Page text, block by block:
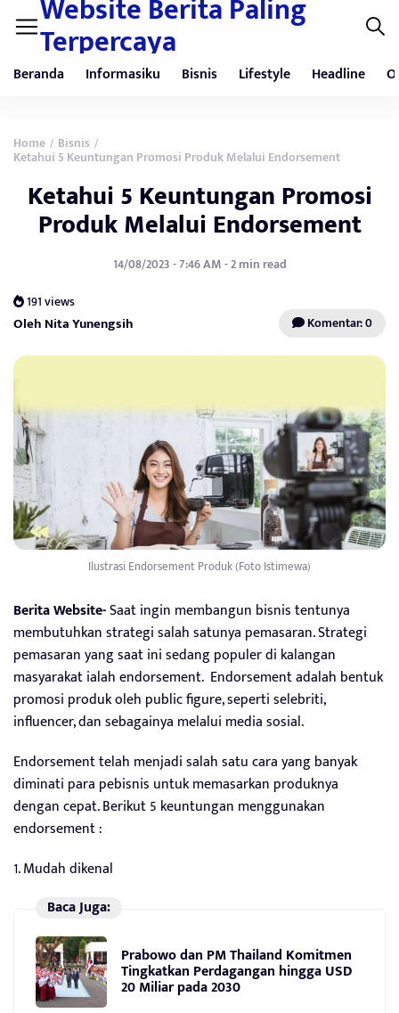
Website Berita Paling
Terpercaya
Beranda Informasiku Bisnis Lifestyle Headline
Home / Bisnis /
Ketahui 5 Keuntungan Promosi Produk Melalui Endorsement
Ketahui 5 Keuntungan Promosi
Produk Melalui Endorsement
14/08/2023 - 7:46 AM - 2 min read
191 views
Oleh Nita Yunengsih Komentar: 0
Ilustrasi Endorsement Produk (Foto Istimewa)
Berita Website-Saat ingin membangun bisnis tentunya
membutuhkan strategi salah satunya pemasaran. Strategi
pemasaran yang saat ini sedang populer di kalangan
masyarakat ialah endorsement. Endorsement adalah bentuk
promosi produk oleh public figure, seperti selebriti,
influencer, dan sebagainya melalui media sosial.
Endorsement telah menjadi salah satu cara yang banyak
diminati para pebisnis untuk memasarkan produknya
dengan cepat. Berikut 5 keuntungan menggunakan
endorsement :
1. Mudah dikenal
Baca Juga:
Prabowo dan PM Thailand Komitmen
Tingkatkan Perdagangan hingga USD
20 Miliar pada 2030